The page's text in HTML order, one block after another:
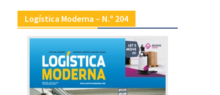
Logística Moderna – N.º 204